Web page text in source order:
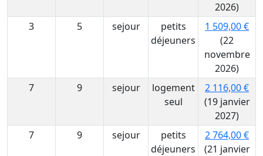
2026)
3
5 sejour
petits
déjeuners
1 509,00 €
(22
novembre
2026)
7
9 sejour
logement
seul
2 116,00 €
(19 janvier
2027)
7
9 sejour
petits
déjeuners
2 764,00 €
(21 janvier